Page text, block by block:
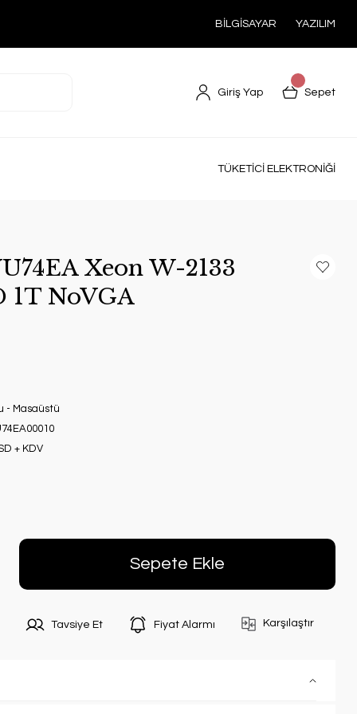
BİLGİSAYAR YAZILIM
Giriş Yap Sepet
TÜKETİCİ ELEKTRONİĞİ
Xeon W-2133
1T NoVGA
- Masaüstü
+ KDV
Sepete Ekle
Tavsiye Et Fiyat Alarmı Karşılaştır